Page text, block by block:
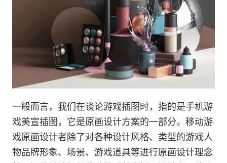
一般而言，我们在谈论游戏插图时，指的是手机游
戏美宣插图，它是原画设计方案的一部分。移动游
戏原画设计者除了对各种设计风格、类型的游戏人
物品牌形象、场景、游戏道具等进行原画设计理念